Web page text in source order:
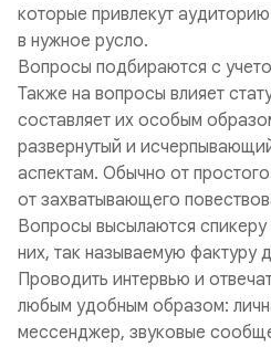
которые привлекут
в нужное русло.
Вопросы подбираются с
Также на вопросы влияет
составляет их особым
развернутый и
аспектам. Обычно от
от захватывающего
Вопросы высылаются спикеру
них, так называемую фактуру
Проводить интервью и
любым удобным образом:
мессенджер, звуковые